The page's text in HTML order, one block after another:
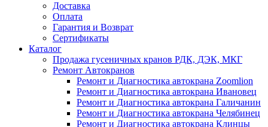
Доставка
Оплата
Гарантия и Возврат
Сертификаты
Каталог
Продажа гусеничных кранов РДК, ДЭК, МКГ
Ремонт Автокранов
Ремонт и Диагностика автокрана Zoomlion
Ремонт и Диагностика автокрана Ивановец
Ремонт и Диагностика автокрана Галичанин
Ремонт и Диагностика автокрана Челябинец
Ремонт и Диагностика автокрана Клинцы